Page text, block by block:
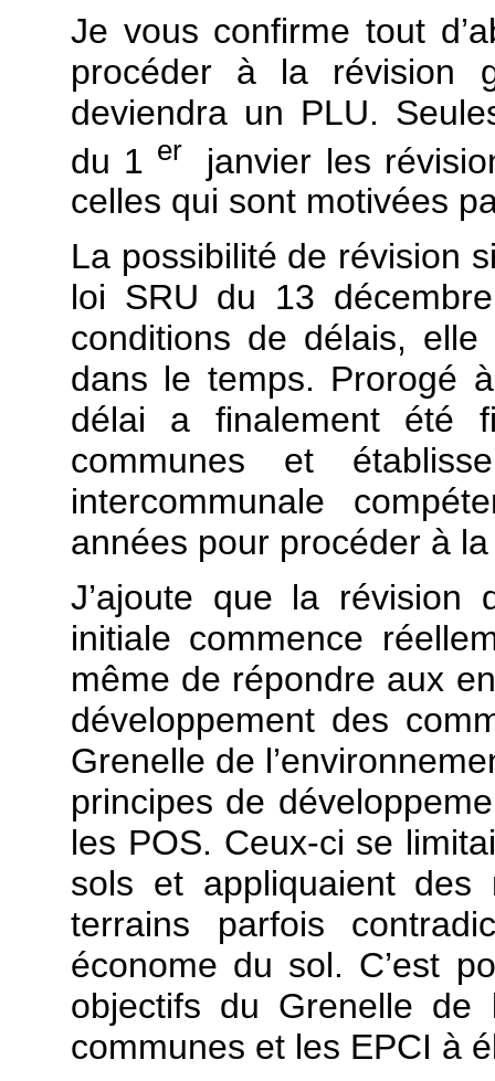
Je vous confirme tout
procéder à la révision
deviendra un PLU.
du 1 er
janvier les
celles qui sont motivées
La possibilité de révision
loi SRU du 13
conditions de délais,
dans le temps. Prorogé
délai a finalement été
communes et
intercommunale
années pour procéder à
J’ajoute que la révision
initiale commence
même de répondre aux
développement des
Grenelle de
principes de
les POS. Ceux-ci se
sols et appliquaient
terrains parfois
économe du sol. C’est
objectifs du Grenelle de
communes et les EPCI à